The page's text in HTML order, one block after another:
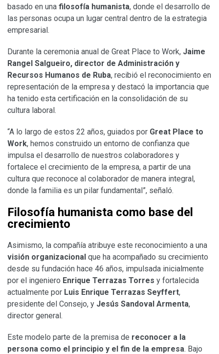
basado en una filosofía humanista, donde el desarrollo de
las personas ocupa un lugar central dentro de la estrategia
empresarial.
Durante la ceremonia anual de Great Place to Work, Jaime
Rangel Salgueiro, director de Administración y
Recursos Humanos de Ruba, recibió el reconocimiento en
representación de la empresa y destacó la importancia que
ha tenido esta certificación en la consolidación de su
cultura laboral.
“A lo largo de estos 22 años, guiados por Great Place to
Work, hemos construido un entorno de confianza que
impulsa el desarrollo de nuestros colaboradores y
fortalece el crecimiento de la empresa, a partir de una
cultura que reconoce al colaborador de manera integral,
donde la familia es un pilar fundamental”, señaló.
Filosofía humanista como base del
crecimiento
Asimismo, la compañía atribuye este reconocimiento a una
visión organizacional que ha acompañado su crecimiento
desde su fundación hace 46 años, impulsada inicialmente
por el ingeniero Enrique Terrazas Torres y fortalecida
actualmente por Luis Enrique Terrazas Seyffert,
presidente del Consejo, y Jesús Sandoval Armenta,
director general.
Este modelo parte de la premisa de reconocer a la
persona como el principio y el fin de la empresa. Bajo